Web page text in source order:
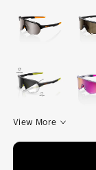
View More